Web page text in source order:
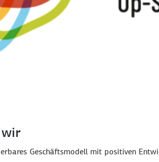
wir
Geschäftsmodell mit positiven